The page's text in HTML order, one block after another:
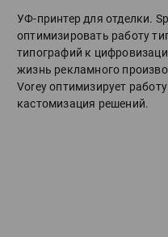
УФ-принтер для отделки.
оптимизировать работу
типографий к
жизнь рекламного
Vorey оптимизирует
кастомизация решений.